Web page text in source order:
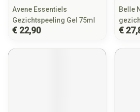
Avene Essentiels
Gezichtspeeling Gel 75ml
€ 22,90
Belle
€